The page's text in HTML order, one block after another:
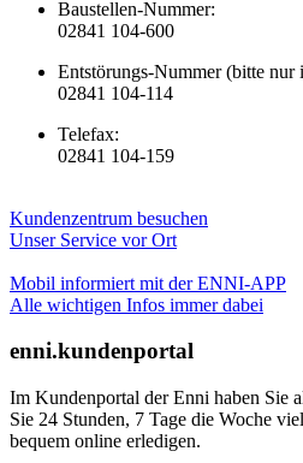
Baustellen-Nummer:
02841 104-600
Entstörungs-Nummer (bitte nur
02841 104-114
Telefax:
02841 104-159
Kundenzentrum besuchen
Unser Service vor Ort
Mobil informiert mit der ENNI-APP
Alle wichtigen Infos immer dabei
enni.kundenportal
Im Kundenportal der Enni haben Sie
Sie 24 Stunden, 7 Tage die Woche
bequem online erledigen.